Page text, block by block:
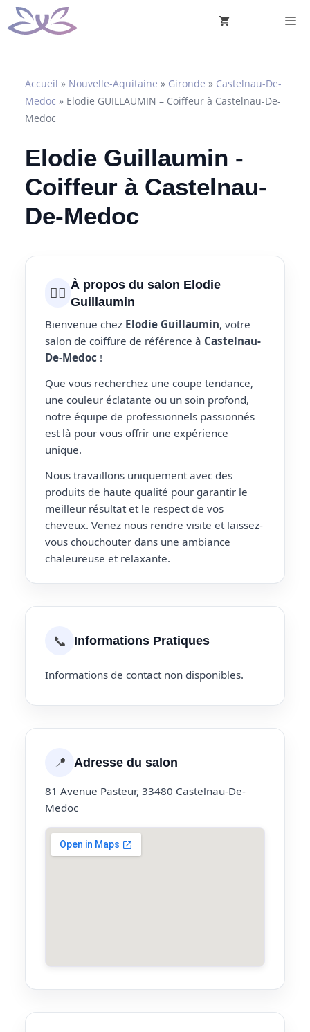
Aller
au
Accueil » Nouvelle-Aquitaine » Gironde » Castelnau-De-
Medoc » Elodie GUILLAUMIN – Coiffeur à Castelnau-De-
Medoc
Elodie Guillaumin -
Coiffeur à Castelnau-
De-Medoc
💇‍♀️ À propos du salon Elodie
Guillaumin
Bienvenue chez Elodie Guillaumin, votre
salon de coiffure de référence à Castelnau-
De-Medoc !
Que vous recherchez une coupe tendance,
une couleur éclatante ou un soin profond,
notre équipe de professionnels passionnés
est là pour vous offrir une expérience
unique.
Nous travaillons uniquement avec des
produits de haute qualité pour garantir le
meilleur résultat et le respect de vos
cheveux. Venez nous rendre visite et laissez-
vous chouchouter dans une ambiance
chaleureuse et relaxante.
📞 Informations Pratiques
Informations de contact non disponibles.
📍 Adresse du salon
81 Avenue Pasteur, 33480 Castelnau-De-
Medoc